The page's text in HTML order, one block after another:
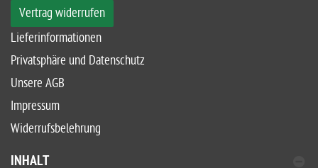
Vertrag widerrufen
Lieferinformationen
Privatsphäre und Datenschutz
Unsere AGB
Impressum
Widerrufsbelehrung
INHALT